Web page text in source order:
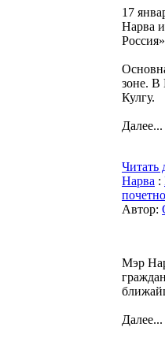
17
Нарва
зоне. В
Кулгу.
Далее...
Читать
Нарва :
Автор:
Мэр
Далее...